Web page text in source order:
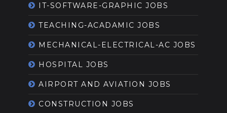
IT-SOFTWARE-GRAPHIC JOBS
TEACHING-ACADAMIC JOBS
MECHANICAL-ELECTRICAL-AC JOBS
HOSPITAL JOBS
AIRPORT AND AVIATION JOBS
CONSTRUCTION JOBS